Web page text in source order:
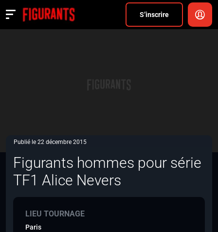
S’inscrire
Actualités
Publié le 22 décembre 2015
Figurants hommes pour série
TF1 Alice Nevers
LIEU TOURNAGE
Paris